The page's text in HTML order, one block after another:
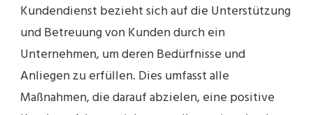
Kundendienst bezieht sich auf die Unterstützung
und Betreuung von Kunden durch ein
Unternehmen, um deren Bedürfnisse und
Anliegen zu erfüllen. Dies umfasst alle
Maßnahmen, die darauf abzielen, eine positive